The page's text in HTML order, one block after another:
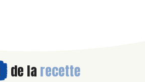
de la recette